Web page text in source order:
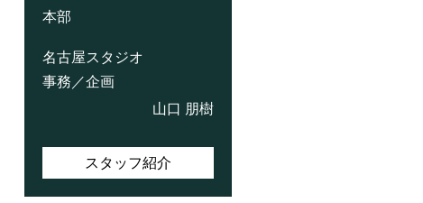
本部
名古屋スタジオ
事務／企画
山口 朋樹
スタッフ紹介